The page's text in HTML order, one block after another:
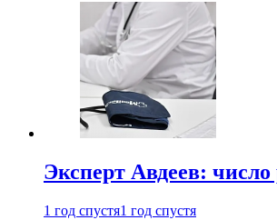
Эксперт Авдеев:
1 год спустя1 год спустя